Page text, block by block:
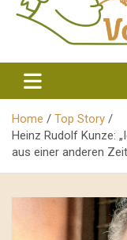
Home
Top Story
Heinz Rudolf Kunze:
aus einer anderen